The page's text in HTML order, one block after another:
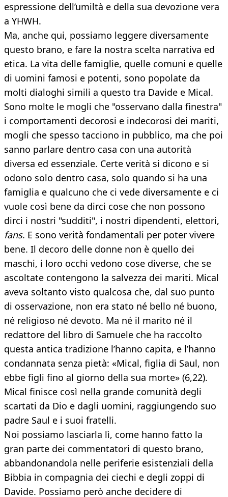
espressione dell’umiltà e della sua devozione vera
a YHWH.
Ma, anche qui, possiamo leggere diversamente
questo brano, e fare la nostra scelta narrativa ed
etica. La vita delle famiglie, quelle comuni e quelle
di uomini famosi e potenti, sono popolate da
molti dialoghi simili a questo tra Davide e Mical.
Sono molte le mogli che "osservano dalla finestra"
i comportamenti decorosi e indecorosi dei mariti,
mogli che spesso tacciono in pubblico, ma che poi
sanno parlare dentro casa con una autorità
diversa ed essenziale. Certe verità si dicono e si
odono solo dentro casa, solo quando si ha una
famiglia e qualcuno che ci vede diversamente e ci
vuole così bene da dirci cose che non possono
dirci i nostri "sudditi", i nostri dipendenti, elettori,
fans. E sono verità fondamentali per poter vivere
bene. Il decoro delle donne non è quello dei
maschi, i loro occhi vedono cose diverse, che se
ascoltate contengono la salvezza dei mariti. Mical
aveva soltanto visto qualcosa che, dal suo punto
di osservazione, non era stato né bello né buono,
né religioso né devoto. Ma né il marito né il
redattore del libro di Samuele che ha raccolto
questa antica tradizione l’hanno capita, e l’hanno
condannata senza pietà: «Mical, figlia di Saul, non
ebbe figli fino al giorno della sua morte» (6,22).
Mical finisce così nella grande comunità degli
scartati da Dio e dagli uomini, raggiungendo suo
padre Saul e i suoi fratelli.
Noi possiamo lasciarla lì, come hanno fatto la
gran parte dei commentatori di questo brano,
abbandonandola nelle periferie esistenziali della
Bibbia in compagnia dei ciechi e degli zoppi di
Davide. Possiamo però anche decidere di